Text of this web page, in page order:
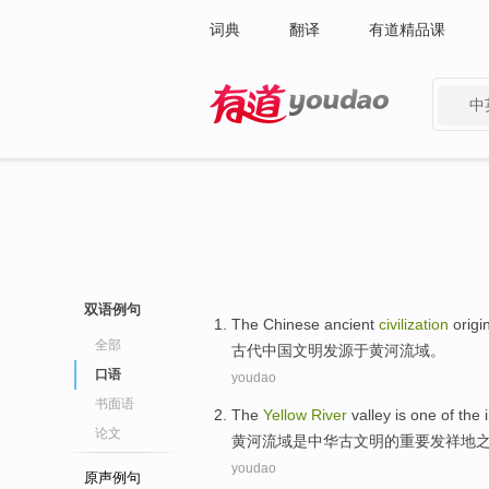
词典 翻译 有道精品课
中
双语例句
全部
口语
书面语
论文
原声例句
The Chinese ancient civilization
古代中国文明发源于黄河流域。
youdao
The Yellow River valley is one of the
黄河流域是中华古文明的重要发祥地
youdao